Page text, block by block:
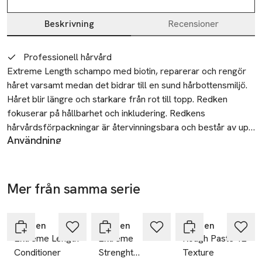
Beskrivning Recensioner
Beskrivning
Professionell hårvård
Extreme Length schampo med biotin, reparerar och rengör
håret varsamt medan det bidrar till en sund hårbottensmiljö.
Håret blir längre och starkare från rot till topp. Redken
fokuserar på hållbarhet och inkludering. Redkens
hårvårdsförpackningar är återvinningsbara och består av upp
till 93 % återvunnen plast.
Användning
upp ett lödder och skölj ur. Fortsätt med Extreme Length
balsam och leave in-behandling. Skölj omedelbart vid kontakt
Återvinning
Vid kontakt med ögonen, skölj omedelbart och rikligt med
vatten. Förvara oåtkomligt för barn.
Mer från samma serie
Redken
Extreme Length
Conditioner
Redken
Extreme
Strenght
Redken
Rough Paste 12
Texture